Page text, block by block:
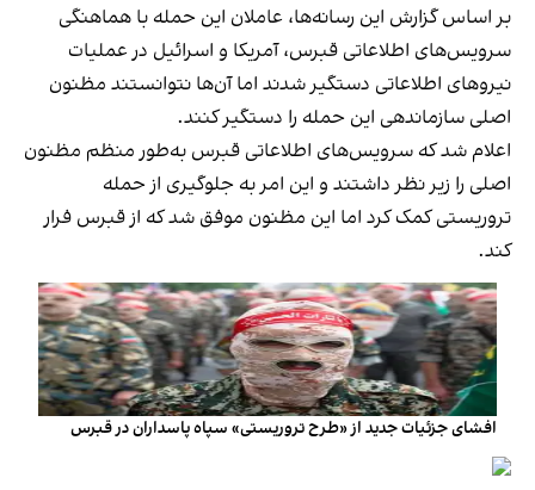
بر اساس گزارش‌ این رسانه‌ها، عاملان این حمله با هماهنگی
سرویس‌های اطلاعاتی قبرس، آمریکا و اسرائیل در عملیات
نیروهای اطلاعاتی دستگیر شدند اما آن‌ها نتوانستند مظنون
اصلی سازماندهی این حمله را دستگیر کنند.
اعلام شد که سرویس‌های اطلاعاتی قبرس به‌طور منظم مظنون
اصلی را زیر نظر داشتند و این امر به جلوگیری از حمله
تروریستی کمک کرد اما این مظنون موفق شد که از قبرس فرار
کند.
افشای جزئیات جدید از «طرح تروریستی» سپاه پاسداران در قبرس